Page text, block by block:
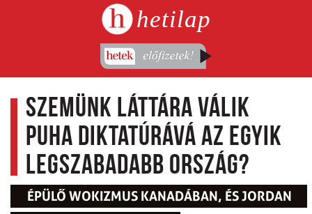
hetilap
Szemünk láttára válik
puha diktatúrává az egyik
legszabadabb ország?
ÉPÜLŐ WOKIZMUS KANADÁBAN, ÉS JORDAN